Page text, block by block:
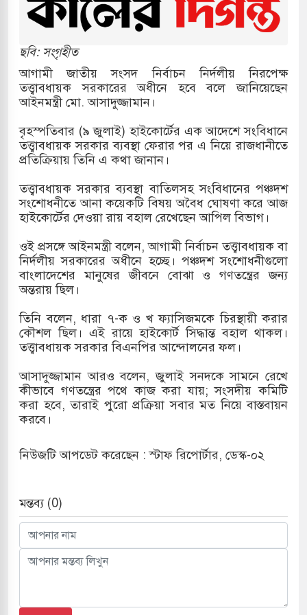
কোরিয়ার ক্ষেপণাস্ত্র ইউনিট মোতায়েন করা হয়েছে:
স্মৃতি জাদুঘরের উদ্বোধন প্রধানমন্ত্রীর
ইয়েমেন উপকূলে হামলার শিকার ভারতীয় জাহাজ
পর্যালোচনায় পোশাক রপ্তানিতে দ্বিতীয় স্থানে বাংলাদেশ
জুলাই গণঅভ্যুত্থান দিবস
একমাত্র আসামি অবসরপ্রাপ্ত সেনাসদস্য জামিনে
কেন্দ্রের ইউনিট-১ এ আবারও বিদ্যুৎ উৎপাদন
কুতুবদিয়া শিপিং চ্যানেলে জালের জড়ালে মারাত্মক
রুশ নাগরিকদের মারামারি: নিহত ১
ছবি: সংগৃহীত
আগামী জাতীয় সংসদ নির্বাচন নির্দলীয় নিরপেক্ষ
তত্ত্বাবধায়ক সরকারের অধীনে হবে বলে জানিয়েছেন
আইনমন্ত্রী মো. আসাদুজ্জামান।
বৃহস্পতিবার (৯ জুলাই) হাইকোর্টের এক আদেশে সংবিধানে
তত্ত্বাবধায়ক সরকার ব্যবস্থা ফেরার পর এ নিয়ে রাজধানীতে
প্রতিক্রিয়ায় তিনি এ কথা জানান।
তত্ত্বাবধায়ক সরকার ব্যবস্থা বাতিলসহ সংবিধানের পঞ্চদশ
সংশোধনীতে আনা কয়েকটি বিষয় অবৈধ ঘোষণা করে আজ
হাইকোর্টের দেওয়া রায় বহাল রেখেছেন আপিল বিভাগ।
ওই প্রসঙ্গে আইনমন্ত্রী বলেন, আগামী নির্বাচন তত্ত্বাবধায়ক বা
নির্দলীয় সরকারের অধীনে হচ্ছে। পঞ্চদশ সংশোধনীগুলো
বাংলাদেশের মানুষের জীবনে বোঝা ও গণতন্ত্রের জন্য
অন্তরায় ছিল।
তিনি বলেন, ধারা ৭-ক ও খ ফ্যাসিজমকে চিরস্থায়ী করার
কৌশল ছিল। এই রায়ে হাইকোর্ট সিদ্ধান্ত বহাল থাকল।
তত্ত্বাবধায়ক সরকার বিএনপির আন্দোলনের ফল।
আসাদুজ্জামান আরও বলেন, জুলাই সনদকে সামনে রেখে
কীভাবে গণতন্ত্রের পথে কাজ করা যায়; সংসদীয় কমিটি
করা হবে, তারাই পুরো প্রক্রিয়া সবার মত নিয়ে বাস্তবায়ন
করবে।
নিউজটি আপডেট করেছেন : স্টাফ রিপোর্টার, ডেস্ক-০২
মন্তব্য (0)